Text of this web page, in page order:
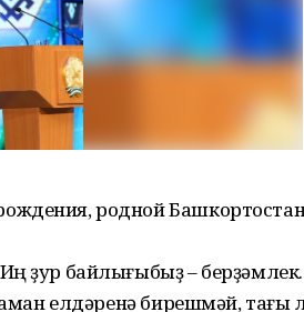
родной
ҙур байлығыбыҙ –
елдәренә бирешмәй, тағы